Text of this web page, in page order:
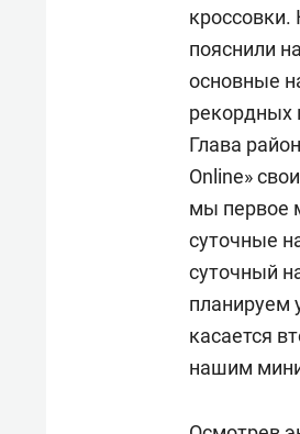
кроссовки.
пояснили
основные
рекордных
Глава
Online»
мы первое
суточные
суточный
планируем
касается
нашим